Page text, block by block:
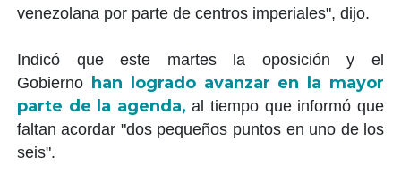
venezolana por parte de centros imperiales", dijo.
Indicó que este martes la oposición y el
Gobierno han logrado avanzar en la mayor
parte de la agenda, al tiempo que informó que
faltan acordar "dos pequeños puntos en uno de los
seis".